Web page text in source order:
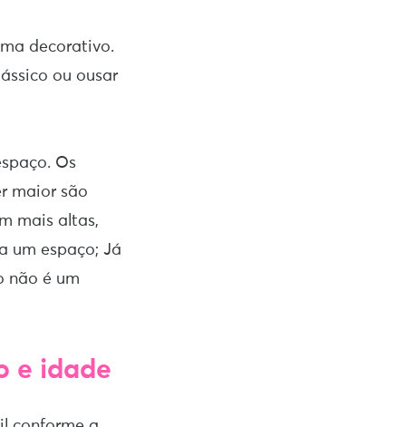
decorativo.
ou ousar
Os
maior são
mais altas,
um espaço; Já
não é um
e idade